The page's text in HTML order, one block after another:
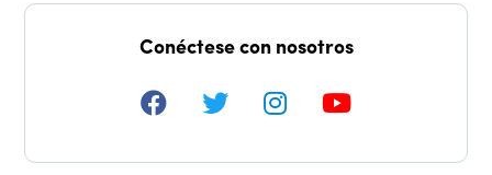
Conéctese con nosotros